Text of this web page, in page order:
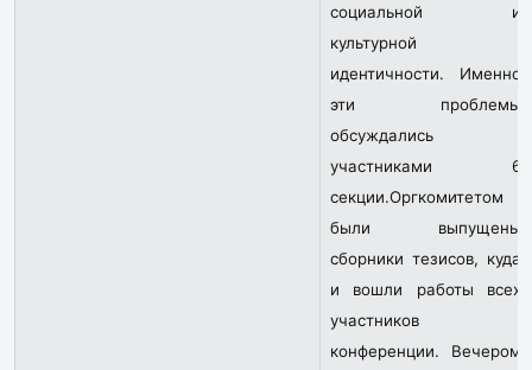
социальной и
культурной
идентичности. Именно
эти проблемы
обсуждались
участниками 6
секции.Оргкомитетом
были выпущены
сборники тезисов, куда
и вошли работы всех
участников
конференции. Вечером